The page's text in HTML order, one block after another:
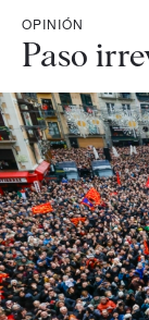
OPINIÓN
Paso